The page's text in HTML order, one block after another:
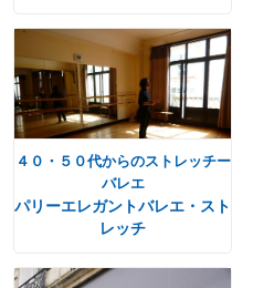
４０・５０代からのストレッチー
バレエ
パリーエレガントバレエ・スト
レッチ